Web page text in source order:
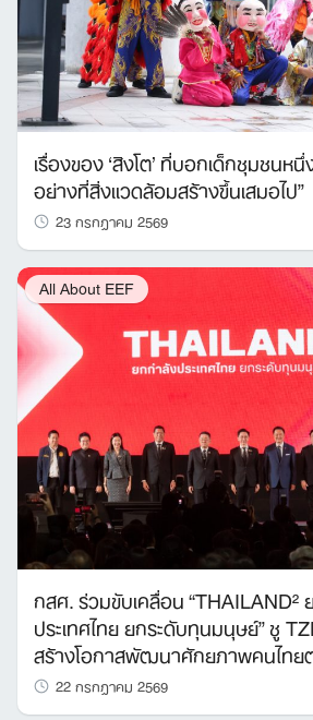
เรื่องของ ‘สิงโต’ ที่บอกเด็กชุมชนหนึ่
อย่างที่สิ่งแวดล้อมสร้างขึ้นเสมอไป”
23 กรกฎาคม 2569
All About EEF
กสศ. ร่วมขับเคลื่อน “THAILAND²
ประเทศไทย ยกระดับทุนมนุษย์” ชู
สร้างโอกาสพัฒนาศักยภาพคนไท
22 กรกฎาคม 2569